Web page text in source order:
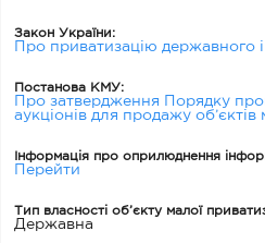
Закон України:
Про приватизацію державного
Постанова КМУ:
Про затвердження Порядку
аукціонів для продажу об’єктів
Інформація про оприлюднення
Перейти
Тип власності об’єкту малої
Державна